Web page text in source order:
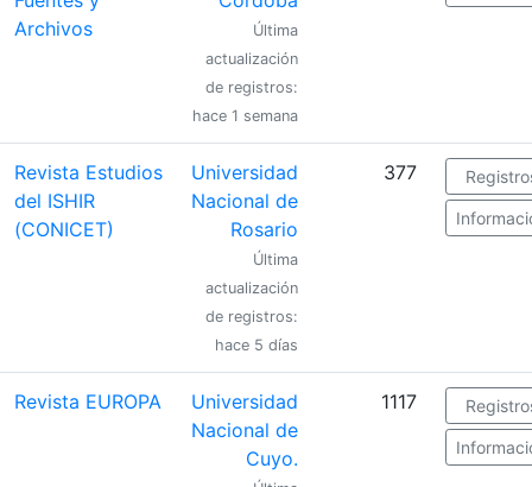
Archivos
Última
actualización
de registros:
hace 1 semana
Revista Estudios
del ISHIR
(CONICET)
Universidad
Nacional de
Rosario
Última
actualización
de registros:
hace 5 días
377
Revista EUROPA
Universidad
Nacional de
Cuyo.
1117